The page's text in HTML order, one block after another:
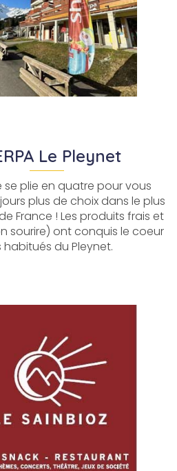
Le Pleynet
se plie en quatre pour vous
plus de choix dans le plus
France ! Les produits frais et
sourire) ont conquis le coeur
habitués du Pleynet.